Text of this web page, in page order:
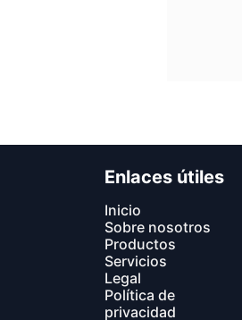
Enlaces útiles
In​icio​
Sobre nosotros
Productos
Servicios
Legal
Política de
privacidad